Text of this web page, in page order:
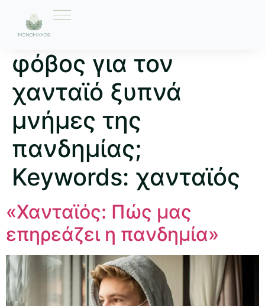
Ετικέτα:
φόβος για τον
χανταϊό ξυπνά
μνήμες της
πανδημίας;
Keywords: χανταϊός
«Χανταϊός: Πώς μας
επηρεάζει η πανδημία»